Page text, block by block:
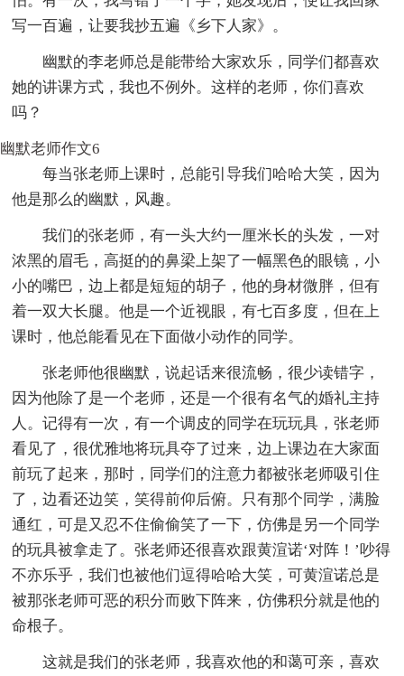
写一百遍，让要我抄五遍《乡下人家》。
幽默的李老师总是能带给大家欢乐，同学们都喜欢
她的讲课方式，我也不例外。这样的老师，你们喜欢
吗？
幽默老师作文6
每当张老师上课时，总能引导我们哈哈大笑，因为
他是那么的幽默，风趣。
我们的张老师，有一头大约一厘米长的头发，一对
浓黑的眉毛，高挺的的鼻梁上架了一幅黑色的眼镜，小
小的嘴巴，边上都是短短的胡子，他的身材微胖，但有
着一双大长腿。他是一个近视眼，有七百多度，但在上
课时，他总能看见在下面做小动作的同学。
张老师他很幽默，说起话来很流畅，很少读错字，
因为他除了是一个老师，还是一个很有名气的婚礼主持
人。记得有一次，有一个调皮的同学在玩玩具，张老师
看见了，很优雅地将玩具夺了过来，边上课边在大家面
前玩了起来，那时，同学们的注意力都被张老师吸引住
了，边看还边笑，笑得前仰后俯。只有那个同学，满脸
通红，可是又忍不住偷偷笑了一下，仿佛是另一个同学
的玩具被拿走了。张老师还很喜欢跟黄渲诺‘对阵！’吵得
不亦乐乎，我们也被他们逗得哈哈大笑，可黄渲诺总是
被那张老师可恶的积分而败下阵来，仿佛积分就是他的
命根子。
这就是我们的张老师，我喜欢他的和蔼可亲，喜欢